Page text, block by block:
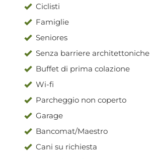
Ciclisti
Famiglie
Seniores
Senza barriere architettoniche
Buffet di prima colazione
Wi-fi
Parcheggio non coperto
Garage
Bancomat/Maestro
Cani su richiesta